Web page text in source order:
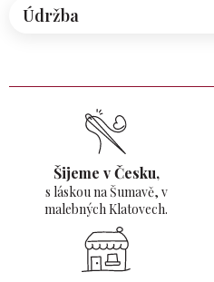
Údržba
Šijeme v Česku,
s láskou na Šumavě, v
malebných Klatovech.